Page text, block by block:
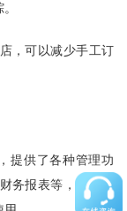
，可以减少手工订
提供了各种管理功
务报表等，可以随